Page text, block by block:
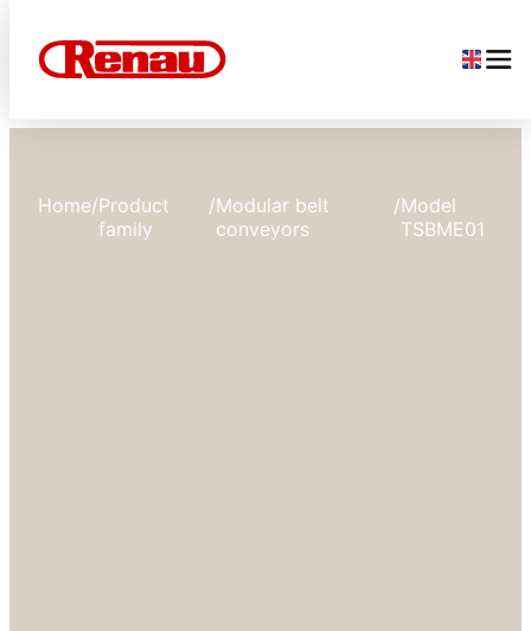
Home/Product
family
/Modular belt
conveyors
/Model
TSBME01